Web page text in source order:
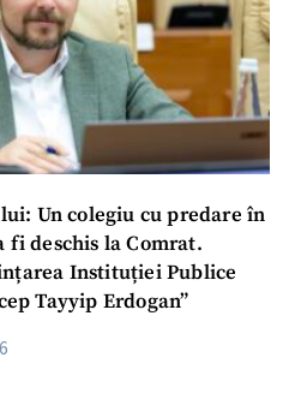
Un colegiu cu predare în
fi deschis la Comrat.
Instituției Publice
Tayyip Erdogan”